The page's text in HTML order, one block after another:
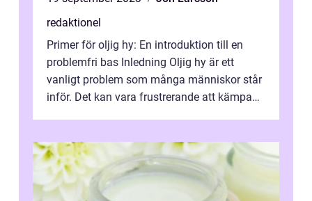
redaktionel
Primer för oljig hy: En introduktion till en
problemfri bas Inledning Oljig hy är ett
vanligt problem som många människor står
inför. Det kan vara frustrerande att kämpa